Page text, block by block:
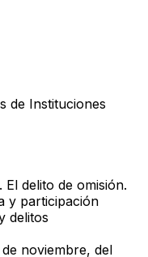
de Instituciones
delito de omisión.
y participación
delitos
noviembre, del